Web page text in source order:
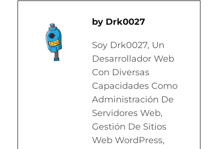
Drk0027
Soy Drk0027, Un
Desarrollador Web
Con Diversas
Capacidades Como
Administración De
Servidores Web,
Gestión De Sitios
Web WordPress,